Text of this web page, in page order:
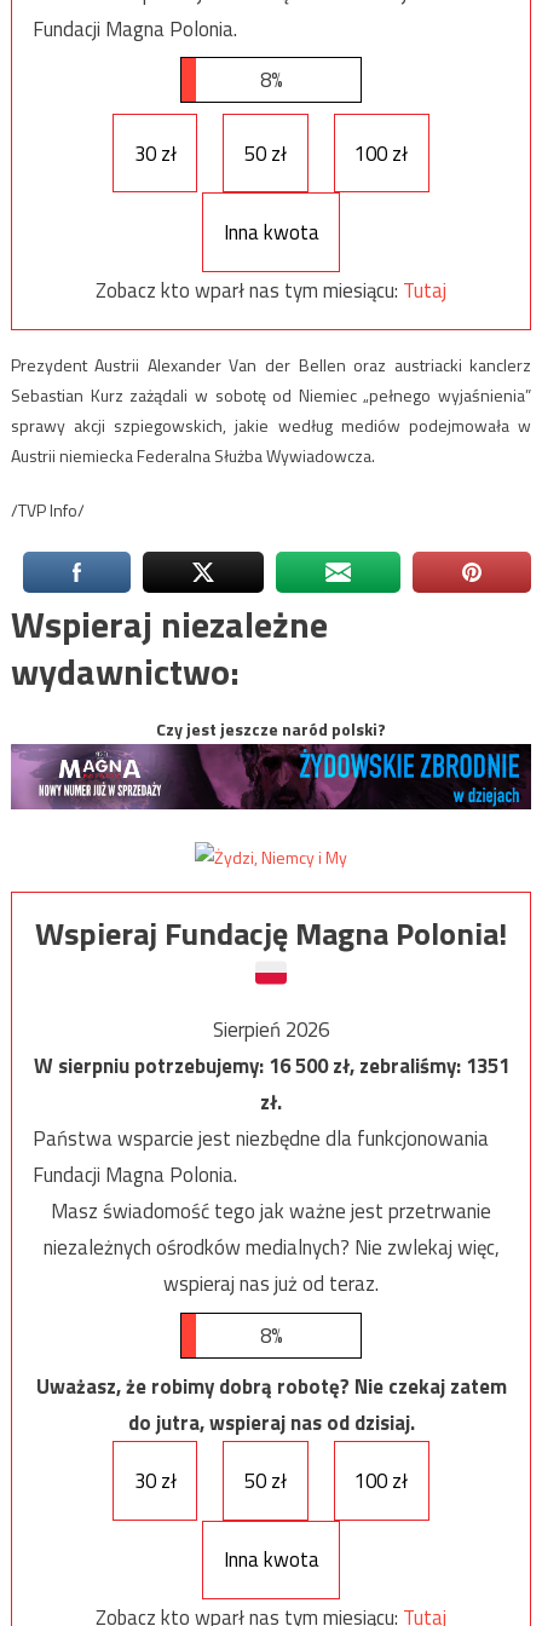
Fundacji Magna Polonia.
8%
30 zł 50 zł 100 zł
Inna kwota
Zobacz kto wparł nas tym miesiącu: Tutaj
Prezydent Austrii Alexander Van der Bellen oraz austriacki kanclerz
Sebastian Kurz zażądali w sobotę od Niemiec „pełnego wyjaśnienia”
sprawy akcji szpiegowskich, jakie według mediów podejmowała w
Austrii niemiecka Federalna Służba Wywiadowcza.
/TVP Info/
Wspieraj niezależne
wydawnictwo:
Czy jest jeszcze naród polski?
Wspieraj Fundację Magna Polonia!
Sierpień 2026
W sierpniu potrzebujemy:16 500zł, zebraliśmy:1351
zł.
Państwa wsparcie jest niezbędne dla funkcjonowania
Fundacji Magna Polonia.
Masz świadomość tego jak ważne jest przetrwanie
niezależnych ośrodków medialnych? Nie zwlekaj więc,
wspieraj nas już od teraz.
8%
Uważasz, że robimy dobrą robotę? Nie czekaj zatem
do jutra, wspieraj nas od dzisiaj.
30 zł
50 zł 100 zł
Inna kwota
Zobacz kto wparł nas tym miesiącu: Tutaj